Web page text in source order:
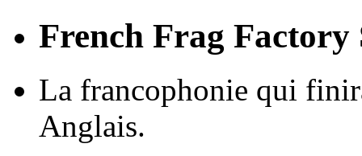
French Frag Factory
La francophonie qui
Anglais.